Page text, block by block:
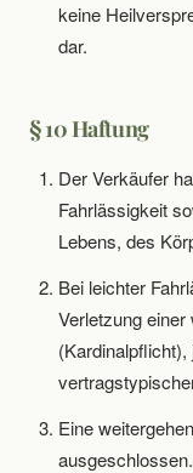
keine
dar.
§ 10 Haftung
Der Verkäufer
Fahrlässigkeit
Lebens, des
Bei leichter
Verletzung
Eine
ausgeschlossen.